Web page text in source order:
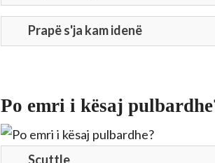
Prapë s'ja kam idenë
Po emri i kësaj
Scuttle